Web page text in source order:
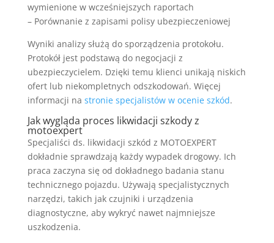
wymienione w wcześniejszych raportach
– Porównanie z zapisami polisy ubezpieczeniowej
Wyniki analizy służą do sporządzenia protokołu.
Protokół jest podstawą do negocjacji z
ubezpieczycielem. Dzięki temu klienci unikają niskich
ofert lub niekompletnych odszkodowań. Więcej
informacji na stronie specjalistów w ocenie szkód.
Jak wygląda proces likwidacji szkody z
motoexpert
Specjaliści ds. likwidacji szkód z MOTOEXPERT
dokładnie sprawdzają każdy wypadek drogowy. Ich
praca zaczyna się od dokładnego badania stanu
technicznego pojazdu. Używają specjalistycznych
narzędzi, takich jak czujniki i urządzenia
diagnostyczne, aby wykryć nawet najmniejsze
uszkodzenia.